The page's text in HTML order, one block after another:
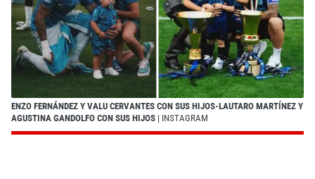
ENZO FERNÁNDEZ Y VALU CERVANTES CON SUS HIJOS-LAUTARO MARTÍNEZ Y
AGUSTINA GANDOLFO CON SUS HIJOS | INSTAGRAM